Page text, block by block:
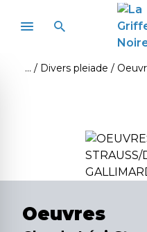
Divers pleiade
Oeuvres